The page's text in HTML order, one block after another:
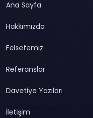
Ana Sayfa
Hakkımızda
Felsefemiz
Referanslar
Davetiye Yazıları
İletişim